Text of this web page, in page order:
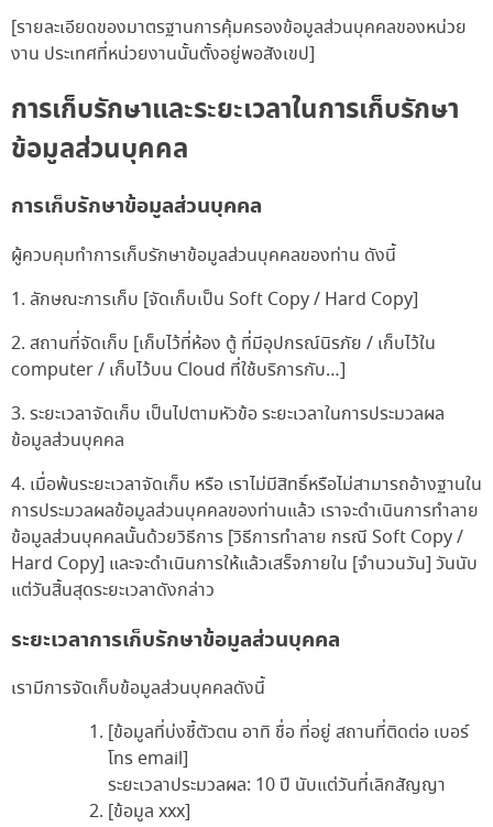
[รายละเอียดของมาตรฐานการคุ้มครองข้อมูลส่วนบุคคลของหน่วย
งาน ประเทศที่หน่วยงานนั้นตั้งอยู่พอสังเขป]
การเก็บรักษาและระยะเวลาในการเก็บรักษา
ข้อมูลส่วนบุคคล
การเก็บรักษาข้อมูลส่วนบุคคล
ผู้ควบคุมทำการเก็บรักษาข้อมูลส่วนบุคคลของท่าน ดังนี้
1. ลักษณะการเก็บ [จัดเก็บเป็น Soft Copy / Hard Copy]
2. สถานที่จัดเก็บ [เก็บไว้ที่ห้อง ตู้ ที่มีอุปกรณ์นิรภัย / เก็บไว้ใน
computer / เก็บไว้บน Cloud ที่ใช้บริการกับ…]
3. ระยะเวลาจัดเก็บ เป็นไปตามหัวข้อ ระยะเวลาในการประมวลผล
ข้อมูลส่วนบุคคล
4. เมื่อพ้นระยะเวลาจัดเก็บ หรือ เราไม่มีสิทธิ์หรือไม่สามารถอ้างฐานใน
การประมวลผลข้อมูลส่วนบุคคลของท่านแล้ว เราจะดำเนินการทำลาย
ข้อมูลส่วนบุคคลนั้นด้วยวิธีการ [วิธีการทำลาย กรณี Soft Copy /
Hard Copy] และจะดำเนินการให้แล้วเสร็จภายใน [จำนวนวัน] วันนับ
แต่วันสิ้นสุดระยะเวลาดังกล่าว
ระยะเวลาการเก็บรักษาข้อมูลส่วนบุคคล
เรามีการจัดเก็บข้อมูลส่วนบุคคลดังนี้
[ข้อมูลที่บ่งชี้ตัวตน อาทิ ชื่อ ที่อยู่ สถานที่ติดต่อ เบอร์
โทร email]
ระยะเวลาประมวลผล: 10 ปี นับแต่วันที่เลิกสัญญา
[ข้อมูล xxx]